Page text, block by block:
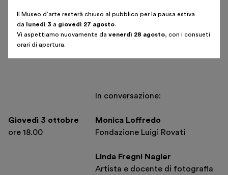
Giovedì 3 ottobre
ore 18.00
In conversazione:
Monica Loffredo
Fondazione Luigi Rovati
Linda Fregni Nagler
Artista e docente di fotografia
Il Museo d’arte resterà chiuso al pubblico per la pausa estiva
da
lunedì 3 a giovedì 27 agosto.
Vi aspettiamo nuovamente da venerdì 28 agosto, con i consueti
orari di apertura.